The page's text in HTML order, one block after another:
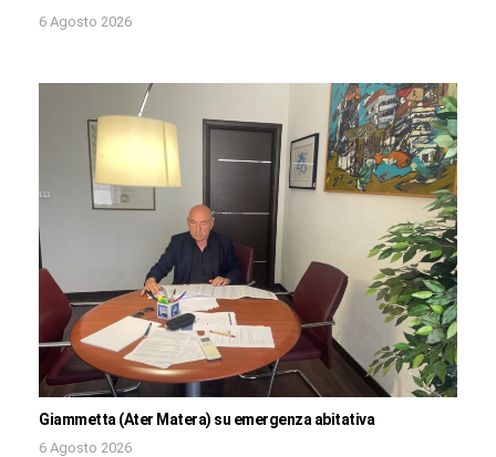
6 Agosto 2026
Giammetta (Ater Matera) su emergenza abitativa
6 Agosto 2026